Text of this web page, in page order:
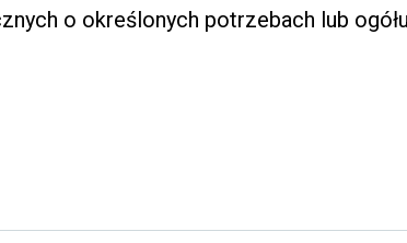
o określonych potrzebach lub